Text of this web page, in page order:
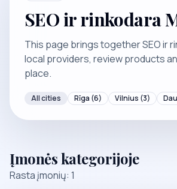
SEO ir rinkodara
This page brings together SEO ir
local providers, review products
place.
All cities Rīga (6) Vilnius (3)
Įmonės kategorijoje
Rasta įmonių: 1